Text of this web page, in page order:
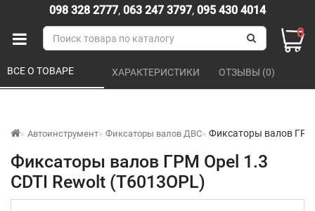
098 328 2777, 063 247 3797, 095 430 4014
0
Автоинструмент Фиксаторы валов ДВС Фиксаторы валов ГРМ
Фиксаторы валов ГРМ Opel 1.3
CDTI Rewolt (T6013OPL)
ВСЕ О ТОВАРЕ ХАРАКТЕРИСТИКИ ОТЗЫВЫ (0)